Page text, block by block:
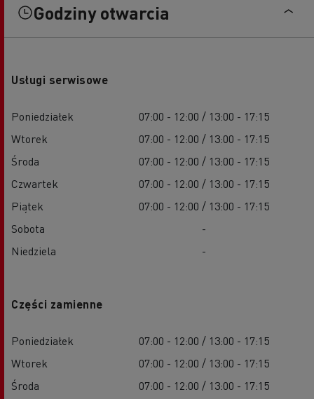
Godziny otwarcia
Usługi serwisowe
Poniedziałek
07:00 - 12:00 / 13:00 - 17:15
Wtorek
07:00 - 12:00 / 13:00 - 17:15
Środa
07:00 - 12:00 / 13:00 - 17:15
Czwartek
07:00 - 12:00 / 13:00 - 17:15
Piątek
07:00 - 12:00 / 13:00 - 17:15
Sobota
-
Niedziela
-
Części zamienne
Poniedziałek
07:00 - 12:00 / 13:00 - 17:15
Wtorek
07:00 - 12:00 / 13:00 - 17:15
Środa
07:00 - 12:00 / 13:00 - 17:15